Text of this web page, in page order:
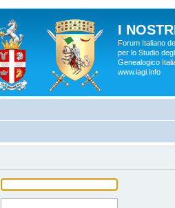
I
Forum Italiano
per lo Studio
Genealogico
www.iagi.info